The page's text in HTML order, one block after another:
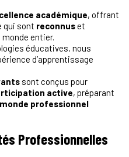
académique, offrant
qui sont reconnuset
entier.
éducatives, nous
d’apprentissage
sont conçus pour
active, préparant
professionnel
Professionnelles